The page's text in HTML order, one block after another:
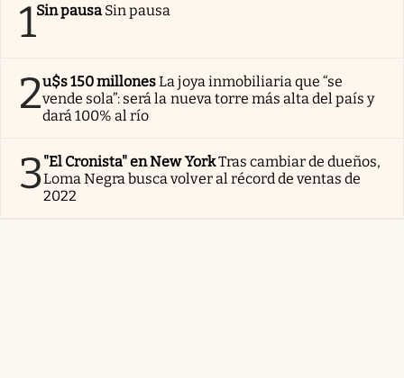
1Sin pausa Sin pausa
2u$s 150 millonesLa joya inmobiliaria que “se
vende sola”: será la nueva torre más alta del país y
dará 100% al río
3"El Cronista" en New YorkTras cambiar de dueños,
Loma Negra busca volver al récord de ventas de
2022